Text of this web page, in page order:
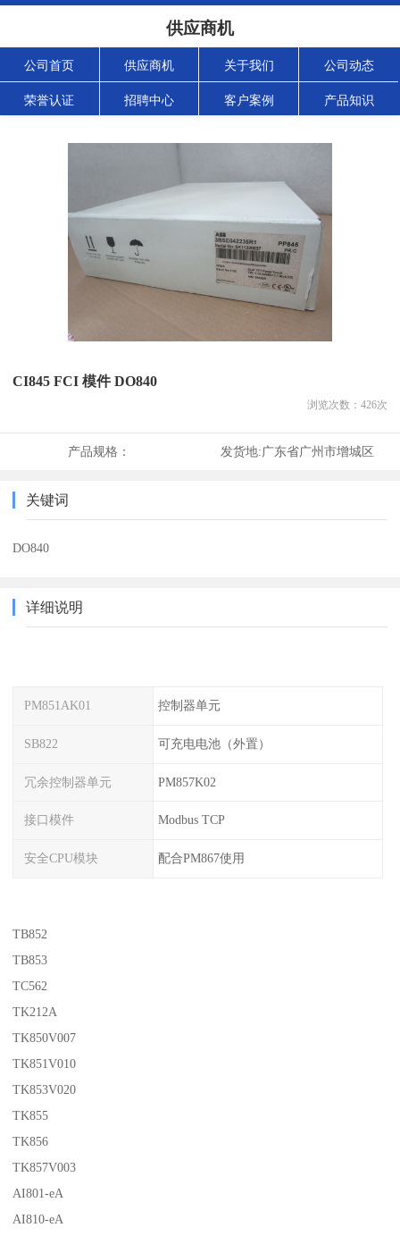
供应商机
公司首页 供应商机 关于我们 公司动态
荣誉认证 招聘中心 客户案例 产品知识
CI845 FCI 模件 DO840
浏览次数： 426次
产品规格： 发货地:广东省广州市增城区
关键词
DO840
详细说明
PM851AK01 控制器单元
SB822 可充电电池（外置）
冗余控制器单元 PM857K02
接口模件 Modbus TCP
安全CPU模块 配合PM867使用
TB852
TB853
TC562
TK212A
TK850V007
TK851V010
TK853V020
TK855
TK856
TK857V003
AI801-eA
AI810-eA